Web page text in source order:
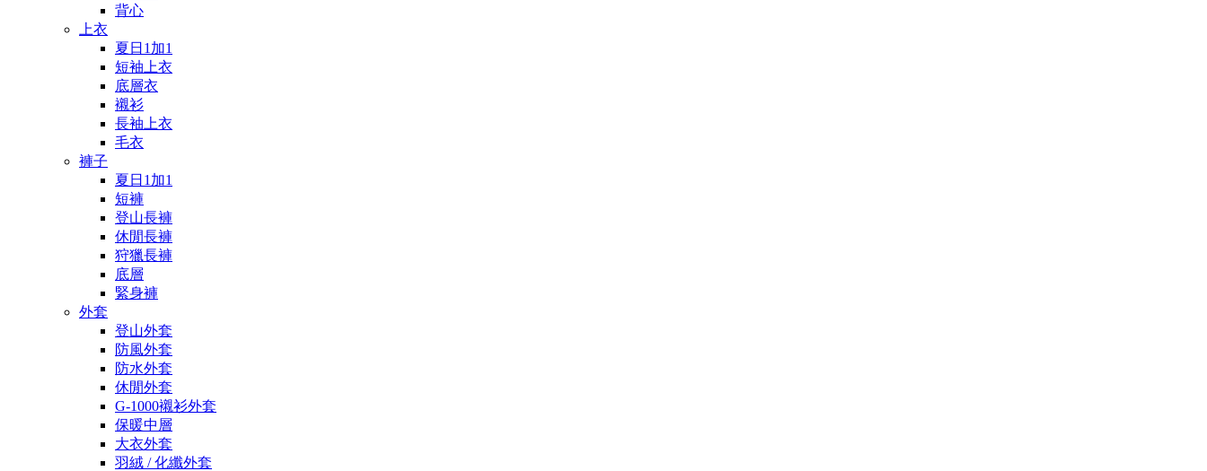
背心
上衣
夏日1加1
短袖上衣
底層衣
襯衫
長袖上衣
毛衣
褲子
夏日1加1
短褲
登山長褲
休閒長褲
狩獵長褲
底層
緊身褲
外套
登山外套
防風外套
防水外套
休閒外套
G-1000襯衫外套
保暖中層
大衣外套
羽絨 / 化纖外套